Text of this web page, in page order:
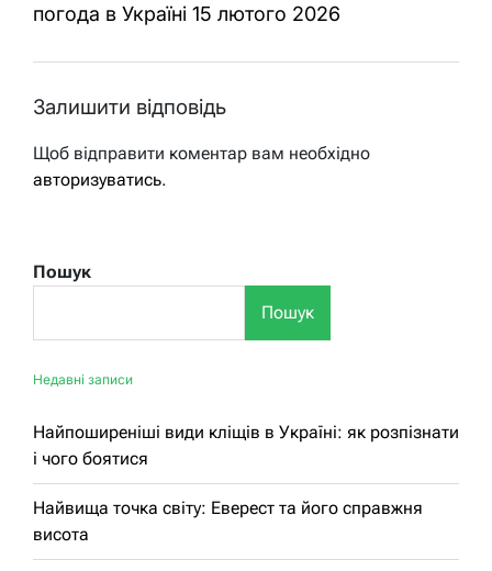
погода в Україні 15 лютого 2026
Залишити відповідь
Щоб відправити коментар вам необхідно
авторизуватись.
Пошук
Пошук
Недавні записи
Найпоширеніші види кліщів в Україні: як розпізнати
і чого боятися
Найвища точка світу: Еверест та його справжня
висота